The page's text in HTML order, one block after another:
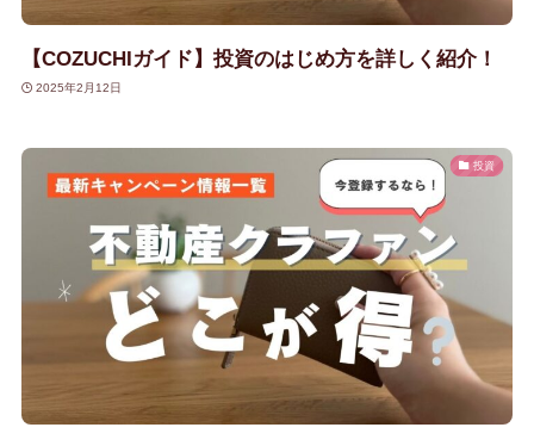
【COZUCHIガイド】投資のはじめ方を詳しく紹介！
2025年2月12日
投資